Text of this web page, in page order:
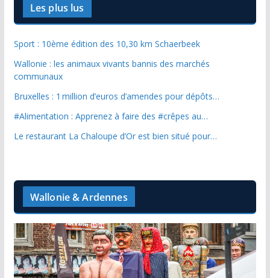
Les plus lus
Sport : 10ème édition des 10,30 km Schaerbeek
Wallonie : les animaux vivants bannis des marchés
communaux
Bruxelles : 1 million d’euros d’amendes pour dépôts…
#Alimentation : Apprenez à faire des #crêpes au…
Le restaurant La Chaloupe d’Or est bien situé pour…
Wallonie & Ardennes